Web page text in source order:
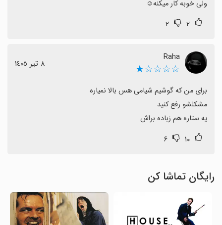
ولی خوبه کار میکنه☺
۲ ۲
Raha
☆☆☆☆★ ٨ تیر ١٤٠٥
یه ستاره هم زباده براش
۱۰ ۶
رایگان تماشا کن